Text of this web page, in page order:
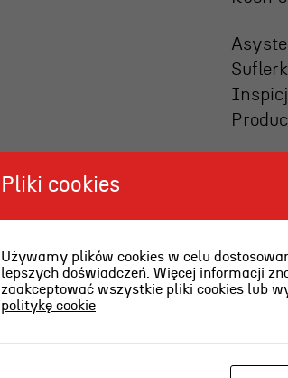
Pliki cookies
Używamy plików cookies w celu
lepszych doświadczeń. Więcej informacji
zaakceptować wszystkie pliki cookies lub
politykę cookie